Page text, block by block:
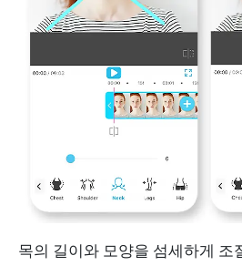
목의 길이와 모양을 섬세하게 조